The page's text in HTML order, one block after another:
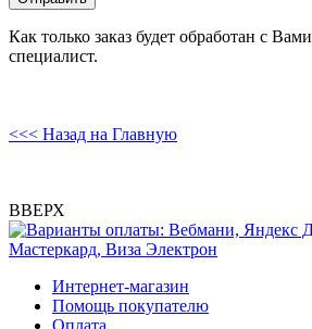
Как только заказ будет обработан с
специалист.
<<< Назад на Главную
ВВЕРХ
Интернет-магазин
Помощь покупателю
Оплата